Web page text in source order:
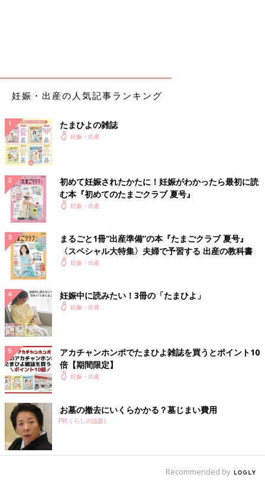
妊娠・出産の人気記事ランキング
たまひよの雑誌
妊娠・出産
初めて妊娠されたかたに！妊娠がわかったら最初に読
む本『初めてのたまごクラブ 夏号』
妊娠・出産
まるごと1冊“出産準備”の本『たまごクラブ 夏号』
〈スペシャル大特集〉夫婦で予習する 出産の教科書
妊娠・出産
妊娠中に読みたい！3冊の「たまひよ」
妊娠・出産
アカチャンホンポでたまひよ雑誌を買うとポイント10
倍【期間限定】
妊娠・出産
お墓の撤去にいくらかかる？墓じまい費用
PR(くらしの話題)
Recommended by